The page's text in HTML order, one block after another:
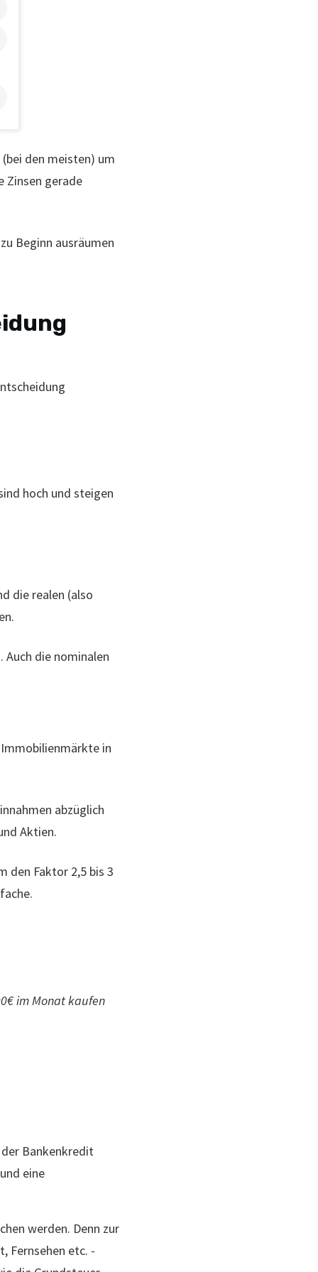
den meisten) um
Zinsen gerade
Beginn ausräumen
hoch und steigen
die realen (also
die nominalen
in
abzüglich
Aktien.
den Faktor 2,5 bis 3
im Monat kaufen
Bankenkredit
eine
werden. Denn zur
Fernsehen etc. -